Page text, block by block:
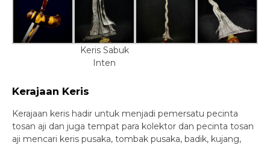
Keris Sabuk
Inten
Kerajaan Keris
Kerajaan keris hadir untuk menjadi pemersatu pecinta
tosan aji dan juga tempat para kolektor dan pecinta tosan
aji mencari keris pusaka, tombak pusaka, badik, kujang,